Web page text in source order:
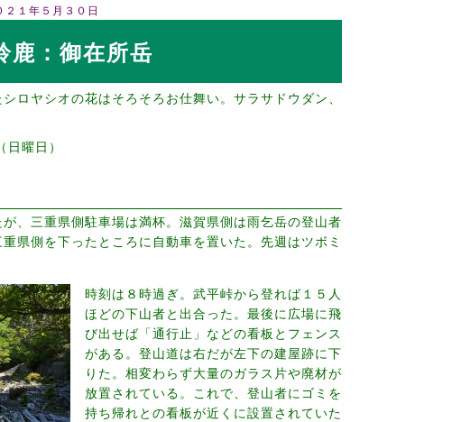
２１年５月３０日
鹿：御在所岳
ロヤシオの花はそろそろお仕舞い。サラサドウダン、
日曜日
、三重県側駐車場は満杯。滋賀県側は雨乞岳の登山者
県側を下ったところに自動車を置いた。先週はツボミ
時刻は８時過ぎ。武平峠から登れば１５人
ほどの下山者と出合った。最後に広場に飛
び出せば「通行止」などの看板とフェンス
がある。登山道は右だが左下の建屋跡に下
りた。相変わらず大量のガラス片や廃材が
放置されている。これで、登山者にゴミを
持ち帰れとの看板が近くに設置されていた